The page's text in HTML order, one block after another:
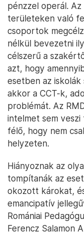
pénzzel operál.
területeken való
csoportok
nélkül bevezetni
célszerű a
azt, hogy
esetben az
akkor a CCT-k,
problémát. Az
intelmet sem
félő, hogy nem
helyzeten.
Hiányoznak az
tompítanák az
okozott károkat,
emancipatív
Romániai
Ferencz Salamon